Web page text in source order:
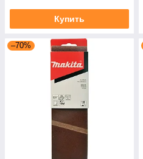
Купить
–70%